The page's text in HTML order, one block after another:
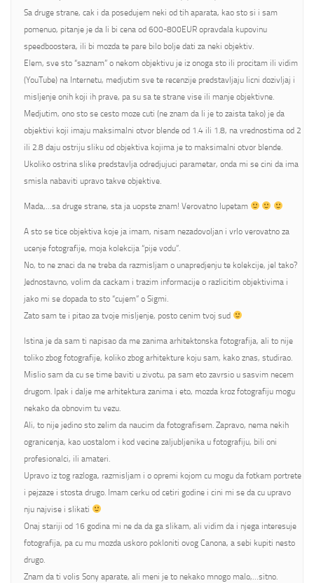
Sa druge strane, cak i da posedujem neki od tih aparata, kao sto si i sam
pomenuo, pitanje je da li bi cena od 600-800EUR opravdala kupovinu
speedboostera, ili bi mozda te pare bilo bolje dati za neki objektiv.
Elem, sve sto “saznam” o nekom objektivu je iz onoga sto ili procitam ili vidim
(YouTube) na Internetu, medjutim sve te recenzije predstavljaju licni dozivljaj i
misljenje onih koji ih prave, pa su sa te strane vise ili manje objektivne.
Medjutim, ono sto se cesto moze cuti (ne znam da li je to zaista tako) je da
objektivi koji imaju maksimalni otvor blende od 1.4 ili 1.8, na vrednostima od 2
ili 2.8 daju ostriju sliku od objektiva kojima je to maksimalni otvor blende.
Ukoliko ostrina slike predstavlja odredjujuci parametar, onda mi se cini da ima
smisla nabaviti upravo takve objektive.
Mada,…sa druge strane, sta ja uopste znam! Verovatno lupetam
A sto se tice objektiva koje ja imam, nisam nezadovoljan i vrlo verovatno za
ucenje fotografije, moja kolekcija “pije vodu”.
No, to ne znaci da ne treba da razmisljam o unapredjenju te kolekcije, jel tako?
Jednostavno, volim da cackam i trazim informacije o razlicitim objektivima i
jako mi se dopada to sto “cujem” o Sigmi.
Zato sam te i pitao za tvoje misljenje, posto cenim tvoj sud
Istina je da sam ti napisao da me zanima arhitektonska fotografija, ali to nije
toliko zbog fotografije, koliko zbog arhitekture koju sam, kako znas, studirao.
Mislio sam da cu se time baviti u zivotu, pa sam eto zavrsio u sasvim necem
drugom. Ipak i dalje me arhitektura zanima i eto, mozda kroz fotografiju mogu
nekako da obnovim tu vezu.
Ali, to nije jedino sto zelim da naucim da fotografisem. Zapravo, nema nekih
ogranicenja, kao uostalom i kod vecine zaljubljenika u fotografiju, bili oni
profesionalci, ili amateri.
Upravo iz tog razloga, razmisljam i o opremi kojom cu mogu da fotkam portrete
i pejzaze i stosta drugo. Imam cerku od cetiri godine i cini mi se da cu upravo
nju najvise i slikati
Onaj stariji od 16 godina mi ne da da ga slikam, ali vidim da i njega interesuje
fotografija, pa cu mu mozda uskoro pokloniti ovog Canona, a sebi kupiti nesto
drugo.
Znam da ti volis Sony aparate, ali meni je to nekako mnogo malo,…sitno.